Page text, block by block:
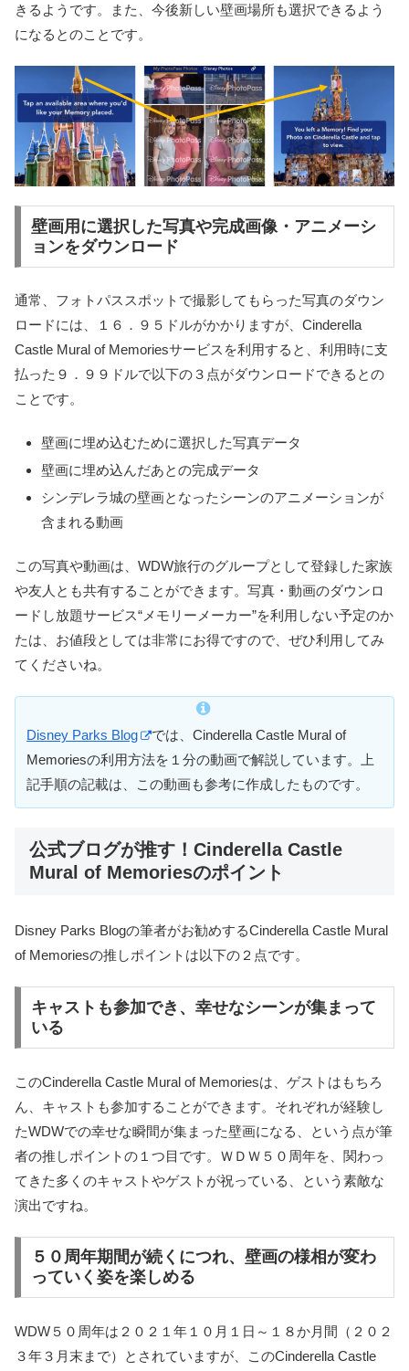
きるようです。また、今後新しい壁画場所も選択できるよう
になるとのことです。
壁画用に選択した写真や完成画像・アニメーシ
ョンをダウンロード
通常、フォトパススポットで撮影してもらった写真のダウン
ロードには、１６．９５ドルがかかりますが、Cinderella
Castle Mural of Memoriesサービスを利用すると、利用時に支
払った９．９９ドルで以下の３点がダウンロードできるとの
ことです。
壁画に埋め込むために選択した写真データ
壁画に埋め込んだあとの完成データ
シンデレラ城の壁画となったシーンのアニメーションが
含まれる動画
この写真や動画は、WDW旅行のグループとして登録した家族
や友人とも共有することができます。写真・動画のダウンロ
ードし放題サービス“メモリーメーカー”を利用しない予定のか
たは、お値段としては非常にお得ですので、ぜひ利用してみ
てくださいね。
Disney Parks Blog
では、Cinderella Castle Mural of
Memoriesの利用方法を１分の動画で解説しています。上
記手順の記載は、この動画も参考に作成したものです。
公式ブログが推す！Cinderella Castle
Mural of Memoriesのポイント
Disney Parks Blogの筆者がお勧めするCinderella Castle Mural
of Memoriesの推しポイントは以下の２点です。
キャストも参加でき、幸せなシーンが集まって
いる
このCinderella Castle Mural of Memoriesは、ゲストはもちろ
ん、キャストも参加することができます。それぞれが経験し
たWDWでの幸せな瞬間が集まった壁画になる、という点が筆
者の推しポイントの１つ目です。ＷＤＷ５０周年を、関わっ
てきた多くのキャストやゲストが祝っている、という素敵な
演出ですね。
５０周年期間が続くにつれ、壁画の様相が変わ
っていく姿を楽しめる
WDW５０周年は２０２１年１０月１日～１８か月間（２０２
３年３月末まで）とされていますが、このCinderella Castle